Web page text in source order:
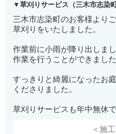
草刈りサービス（三木市志染町
三木市志染町のお客様より
草刈りをいたしました。
作業前に小雨が降り出しま
作業を行うことができました
すっきりと綺麗になったお
くださりました。
草刈りサービスも年中無休
＜施